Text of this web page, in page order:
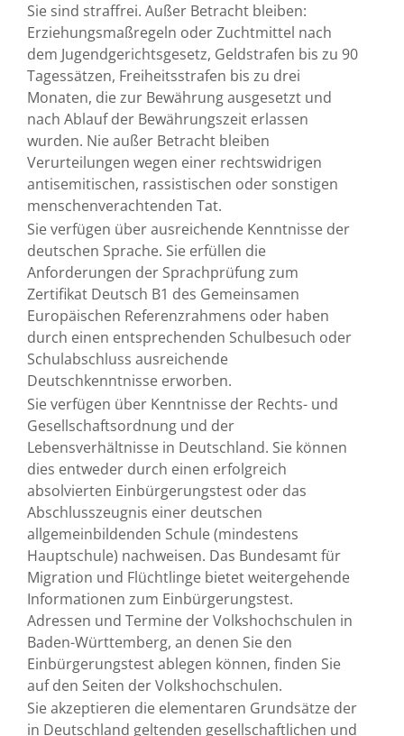
Sie sind straffrei. Außer Betracht bleiben:
Erziehungsmaßregeln oder Zuchtmittel nach
dem Jugendgerichtsgesetz, Geldstrafen bis zu 90
Tagessätzen, Freiheitsstrafen bis zu drei
Monaten, die zur Bewährung ausgesetzt und
nach Ablauf der Bewährungszeit erlassen
wurden. Nie außer Betracht bleiben
Verurteilungen wegen einer rechtswidrigen
antisemitischen, rassistischen oder sonstigen
menschenverachtenden Tat.
Sie verfügen über ausreichende Kenntnisse der
deutschen Sprache. Sie erfüllen die
Anforderungen der Sprachprüfung zum
Zertifikat Deutsch B1 des Gemeinsamen
Europäischen Referenzrahmens oder haben
durch einen entsprechenden Schulbesuch oder
Schulabschluss ausreichende
Deutschkenntnisse erworben.
Sie verfügen über Kenntnisse der Rechts- und
Gesellschaftsordnung und der
Lebensverhältnisse in Deutschland. Sie können
dies entweder durch einen erfolgreich
absolvierten Einbürgerungstest oder das
Abschlusszeugnis einer deutschen
allgemeinbildenden Schule (mindestens
Hauptschule) nachweisen. Das Bundesamt für
Migration und Flüchtlinge bietet weitergehende
Informationen zum Einbürgerungstest.
Adressen und Termine der Volkshochschulen in
Baden-Württemberg, an denen Sie den
Einbürgerungstest ablegen können, finden Sie
auf den Seiten der Volkshochschulen.
Sie akzeptieren die elementaren Grundsätze der
in Deutschland geltenden gesellschaftlichen und